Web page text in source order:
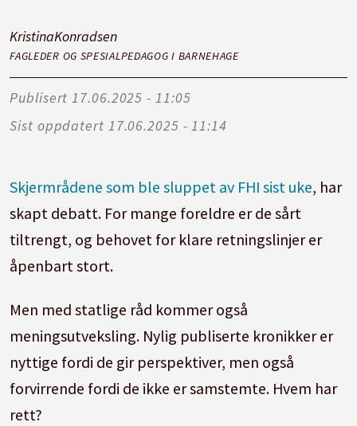
KristinaKonradsen
FAGLEDER OG SPESIALPEDAGOG I BARNEHAGE
Publisert
17.06.2025 - 11:05
Sist oppdatert
17.06.2025 - 11:14
Skjermrådene som ble sluppet av FHI sist uke, har
skapt debatt. For mange foreldre er de sårt
tiltrengt, og behovet for klare retningslinjer er
åpenbart stort.
Men med statlige råd kommer også
meningsutveksling. Nylig publiserte kronikker er
nyttige fordi de gir perspektiver, men også
forvirrende fordi de ikke er samstemte. Hvem har
rett?